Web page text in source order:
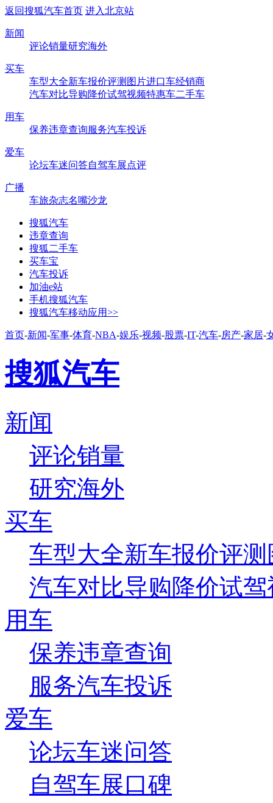
返回搜狐汽车首页 进入北京站
新闻
评论销量研究海外
买车
车型大全新车报价评测 图片进口车经销商
汽车对比导购降价试驾视频特惠车二手车
用车
保养违章查询服务汽车投诉
爱车
论坛车迷问答自驾车展点评
广播
车旅杂志名嘴沙龙
搜狐汽车
违章查询
搜狐二手车
买车宝
汽车投诉
加油e站
手机搜狐汽车
搜狐汽车移动应用>>
首页-新闻-军事-体育-NBA-娱乐-视频-股票-IT-汽车-房产-家居-
搜狐汽车
新闻
评论销量
研究海外
买车
车型大全新车报价评测
汽车对比导购降价试驾
用车
保养违章查询
服务汽车投诉
爱车
论坛车迷问答
自驾车展口碑